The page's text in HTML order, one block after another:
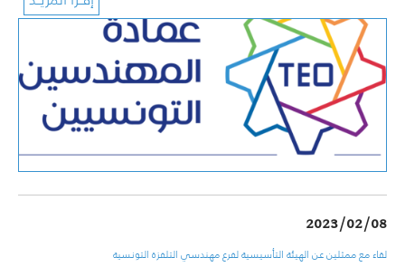
2023/02/08
لقاء مع ممثلين عن الهيئة التأسيسية لفرع مهندسي التلفزة التونسية